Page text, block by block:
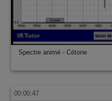
Spectre animé - Cétone
00:00:47